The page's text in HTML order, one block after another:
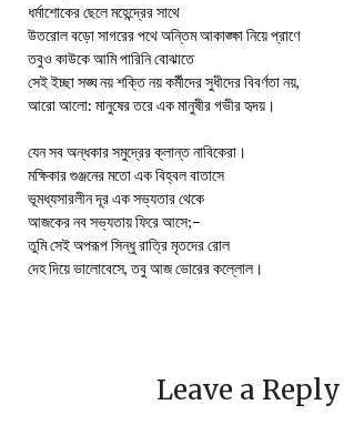
ধর্মাশোকের ছেলে মহেন্দ্রের সাথে
উতরোল বড়ো সাগরের পথে অন্তিম আকাঙ্ক্ষা নিয়ে প্রাণে
তবুও কাউকে আমি পারিনি বোঝাতে
সেই ইচ্ছা সঙ্ঘ নয় শক্তি নয় কর্মীদের সুধীদের বিবর্ণতা নয়,
আরো আলো: মানুষের তরে এক মানুষীর গভীর হৃদয়।
যেন সব অন্ধকার সমুদ্রের ক্লান্ত নাবিকেরা।
মক্ষিকার গুঞ্জনের মতো এক বিহ্বল বাতাসে
ভূমধ্যসারলীন দূর এক সভ্যতার থেকে
আজকের নব সভ্যতায় ফিরে আসে;–
তুমি সেই অপরূপ সিন্ধু রাত্রি মৃতদের রোল
দেহ দিয়ে ভালোবেসে, তবু আজ ভোরের কল্লোল।
Leave a Reply